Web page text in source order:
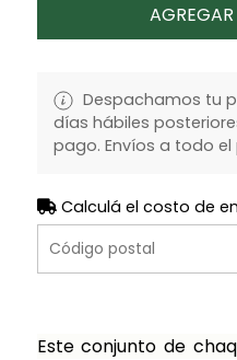
Despachamos tu
días hábiles
pago. Envíos a todo el
Calculá el costo de
Este conjunto de